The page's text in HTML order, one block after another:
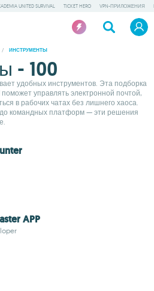
UNITED SURVIVAL TICKET HERO VPN-ПРИЛОЖЕНИЯ
/ ИНСТРУМЕНТЫ
- 100
удобных инструментов. Эта подборка
управлять электронной почтой,
в рабочих чатах без лишнего хаоса.
командных платформ — эти решения
APP